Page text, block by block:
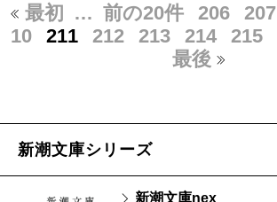
最初 … 前の20件 206 207
10
211 212 213 214 215
最後
新潮文庫シリーズ
新潮文庫nex